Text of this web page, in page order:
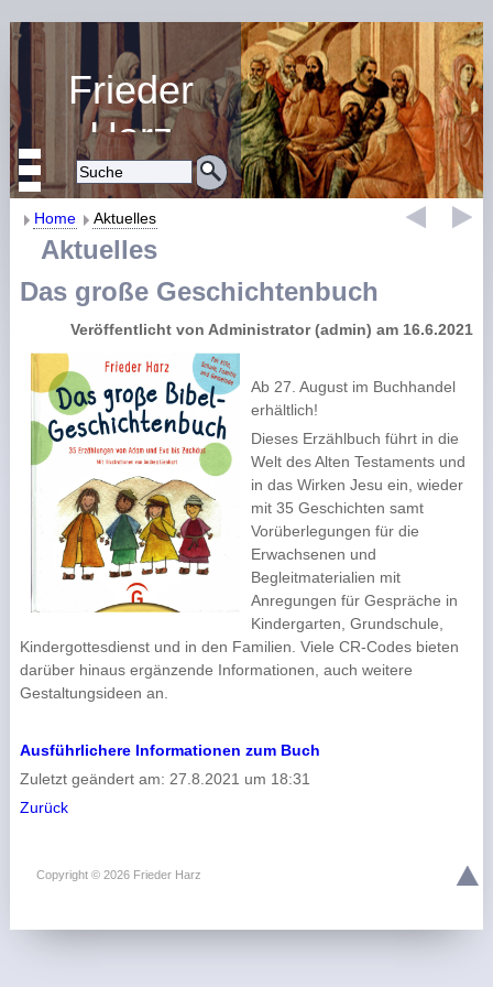
Frieder
Harz
Religiöse Erziehung
und Bildung
Home Aktuelles
Aktuelles
Das große Geschichtenbuch
Veröffentlicht von Administrator (admin) am 16.6.2021
Ab 27. August im Buchhandel
erhältlich!
Dieses Erzählbuch führt in die
Welt des Alten Testaments und
in das Wirken Jesu ein, wieder
mit 35 Geschichten samt
Vorüberlegungen für die
Erwachsenen und
Begleitmaterialien mit
Anregungen für Gespräche in
Kindergarten, Grundschule,
Kindergottesdienst und in den Familien. Viele CR-Codes bieten
darüber hinaus ergänzende Informationen, auch weitere
Gestaltungsideen an.
Ausführlichere Informationen zum Buch
Zuletzt geändert am: 27.8.2021 um 18:31
Zurück
Copyright © 2026 Frieder Harz